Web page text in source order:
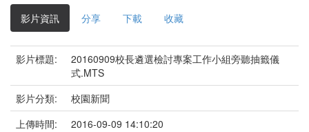
影片資訊 分享 下載 收藏
影片標題:
20160909校長遴選檢討專案工作小組旁聽抽籤儀
式.MTS
影片分類:
校園新聞
上傳時間:
2016-09-09 14:10:20